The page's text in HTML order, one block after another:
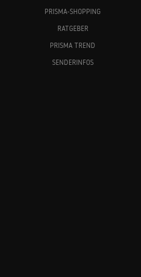
PRISMA-SHOPPING
RATGEBER
PRISMA TREND
SENDERINFOS